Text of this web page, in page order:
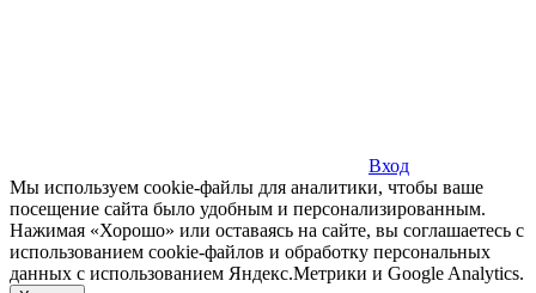
Вход
Мы используем cookie-файлы для аналитики, чтобы ваше
посещение сайта было удобным и персонализированным.
Нажимая «Хорошо» или оставаясь на сайте, вы соглашаетесь с
использованием cookie-файлов и обработку персональных
данных с использованием Яндекс.Метрики и Google Analytics.